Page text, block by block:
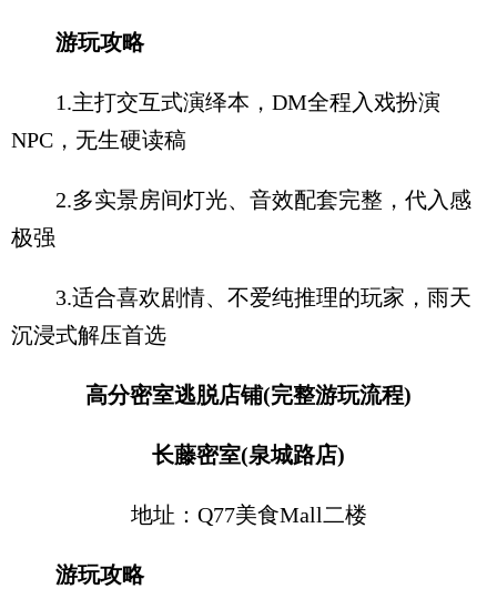
游玩攻略
1.主打交互式演绎本，DM全程入戏扮演
NPC，无生硬读稿
2.多实景房间灯光、音效配套完整，代入感
极强
3.适合喜欢剧情、不爱纯推理的玩家，雨天
沉浸式解压首选
高分密室逃脱店铺(完整游玩流程)
长藤密室(泉城路店)
地址：Q77美食Mall二楼
游玩攻略